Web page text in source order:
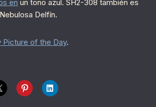
en un tono azul. SH2-308 también es
Delfín.
Picture of the Day.